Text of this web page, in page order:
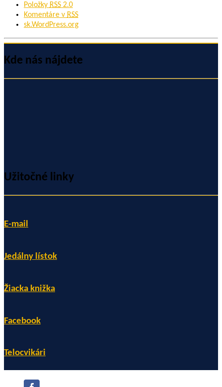
Položky RSS 2.0
Komentáre v RSS
sk.WordPress.org
Kde nás nájdete
Užitočné linky
E-mail
Jedálny lístok
Žiacka knižka
Facebook
Telocvikári